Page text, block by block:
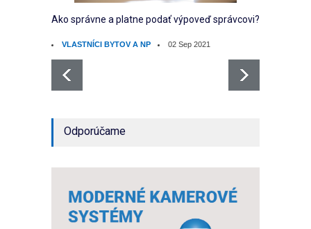
Ako správne a platne podať výpoveď správcovi?
VLASTNÍCI BYTOV A NP 02 Sep 2021
Odporúčame